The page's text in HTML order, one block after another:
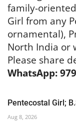
family-
Girl from any
ornamental),
North India or
Please share
WhatsApp:
Pentecostal Girl;
Aug 8, 2026